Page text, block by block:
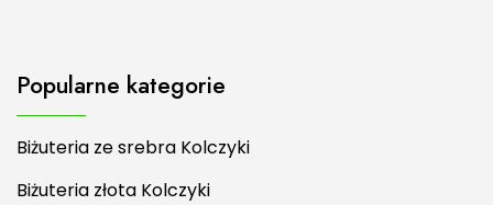
Popularne kategorie
Biżuteria ze srebra Kolczyki
Biżuteria złota Kolczyki